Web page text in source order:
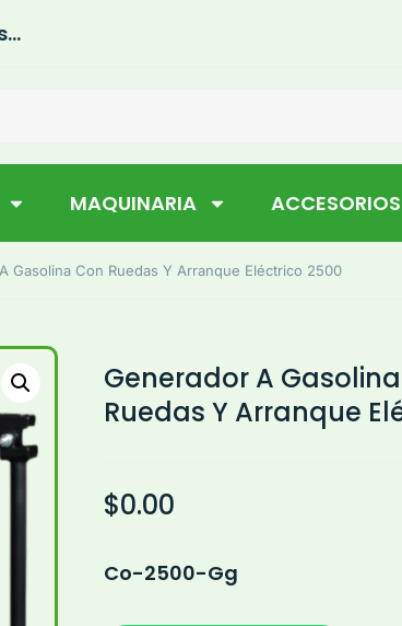
MAQUINARIA ACCESORIOS
Gasolina Con Ruedas Y Arranque Eléctrico 2500
Generador A
Ruedas Y Arranque
$0.00
Co-2500-Gg